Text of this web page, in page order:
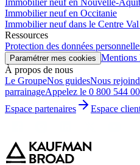
Immobilier neuf en Occitanie
Immobilier neuf dans le Centre
Ressources
Protection des données
Paramétrer mes cookies Mentions
À propos de nous
Le GroupeNos guidesNous
parrainageAppelez le 0 800 544
Espace partenaires
Espace